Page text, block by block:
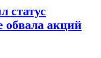
статус
обвала акций